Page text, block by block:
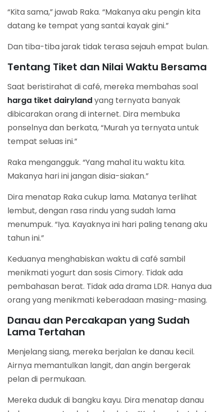
“Kita sama,” jawab Raka. “Makanya aku pengin kita
datang ke tempat yang santai kayak gini.”
Dan tiba-tiba jarak tidak terasa sejauh empat bulan.
Tentang Tiket dan Nilai Waktu Bersama
Saat beristirahat di café, mereka membahas soal
harga tiket dairylandyang ternyata banyak
dibicarakan orang di internet. Dira membuka
ponselnya dan berkata, “Murah ya ternyata untuk
tempat seluas ini.”
Raka mengangguk. “Yang mahal itu waktu kita.
Makanya hari ini jangan disia-siakan.”
Dira menatap Raka cukup lama. Matanya terlihat
lembut, dengan rasa rindu yang sudah lama
menumpuk. “Iya. Kayaknya ini hari paling tenang aku
tahun ini.”
Keduanya menghabiskan waktu di café sambil
menikmati yogurt dan sosis Cimory. Tidak ada
pembahasan berat. Tidak ada drama LDR. Hanya dua
orang yang menikmati keberadaan masing-masing.
Danau dan Percakapan yang Sudah
Lama Tertahan
Menjelang siang, mereka berjalan ke danau kecil.
Airnya memantulkan langit, dan angin bergerak
pelan di permukaan.
Mereka duduk di bangku kayu. Dira menatap danau